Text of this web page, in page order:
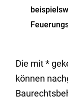
Die mit *
können